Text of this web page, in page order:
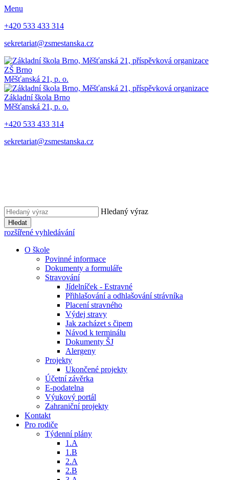
Menu
+420 533 433 314
sekretariat@zsmestanska.cz
ZŠ Brno
Měšťanská 21, p. o.
Základní škola Brno
Měšťanská 21, p. o.
+420 533 433 314
sekretariat@zsmestanska.cz
Hledaný výraz
Hledat
rozšířené vyhledávání
O škole
Povinné informace
Dokumenty a formuláře
Stravování
Jídelníček - Estravné
Přihlašování a odhlašování strávníka
Placení stravného
Výdej stravy
Jak zacházet s čipem
Návod k terminálu
Dokumenty ŠJ
Alergeny
Projekty
Ukončené projekty
Účetní závěrka
E-podatelna
Výukový portál
Zahraniční projekty
Kontakt
Pro rodiče
Týdenní plány
1.A
1.B
2.A
2.B